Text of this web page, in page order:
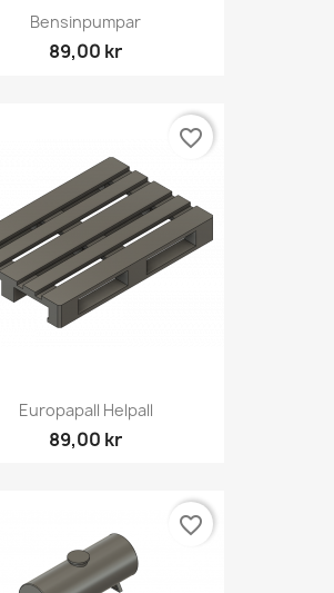
Bensinpumpar
89,00 kr
Europapall Helpall
89,00 kr
favorite_border
favorite_border